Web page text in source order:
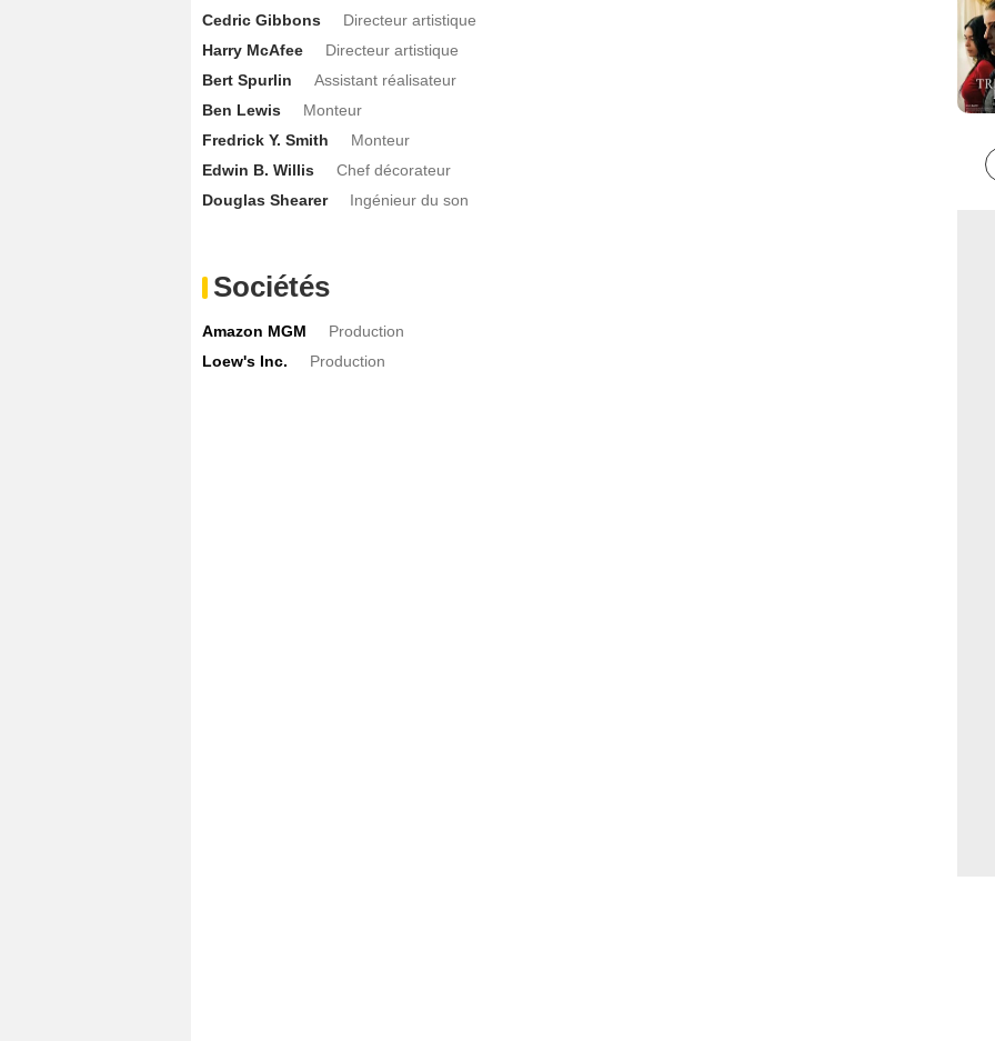
Cedric Gibbons
Directeur artistique
Harry McAfee
Directeur artistique
Bert Spurlin
Assistant réalisateur
Ben Lewis
Monteur
Fredrick Y. Smith
Monteur
Edwin B. Willis
Chef décorateur
Douglas Shearer
Ingénieur du son
Sociétés
Amazon MGM
Production
Loew's Inc.
Production